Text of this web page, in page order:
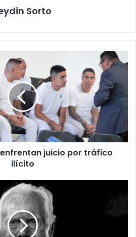
Sorto
juicio por tráfico
ilícito